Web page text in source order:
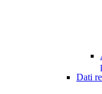
Dati